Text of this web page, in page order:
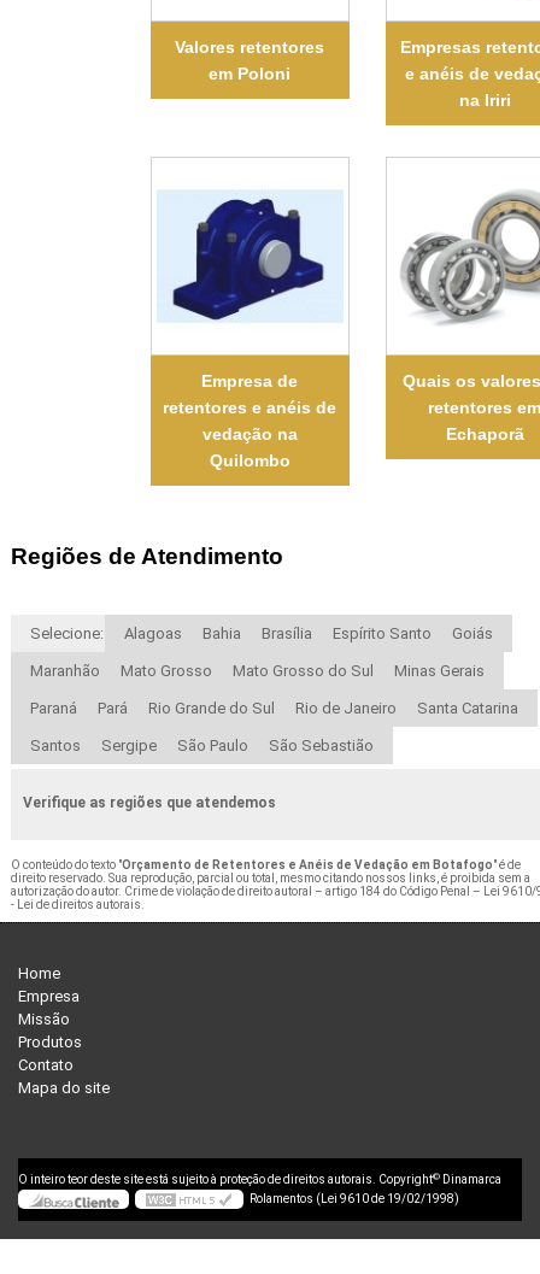
Valores retentores
em Poloni
Empresas
e anéis de
na Iriri
Empresa de
retentores e anéis de
vedação na
Quilombo
Quais os
retentores
Echaporã
Regiões de Atendimento
Selecione: Alagoas Bahia Brasília Espírito Santo Goiás
Maranhão Mato Grosso Mato Grosso do Sul Minas Gerais
Paraná Pará Rio Grande do Sul Rio de Janeiro Santa Catarina
Santos Sergipe São Paulo São Sebastião
Verifique as regiões que atendemos
O conteúdo do texto "Orçamento de Retentores e Anéis de Vedação em Botafogo" é de
direito reservado. Sua reprodução, parcial ou total, mesmo citando nossos links, é proibida sem a
autorização do autor. Crime de violação de direito autoral – artigo 184 do Código Penal – Lei 9610/
- Lei de direitos autorais.
Home
Empresa
Missão
Produtos
Contato
Mapa do site
O inteiro teor deste site está sujeito à proteção de direitos autorais. Copyright© Dinamarca
Rolamentos (Lei 9610 de 19/02/1998)